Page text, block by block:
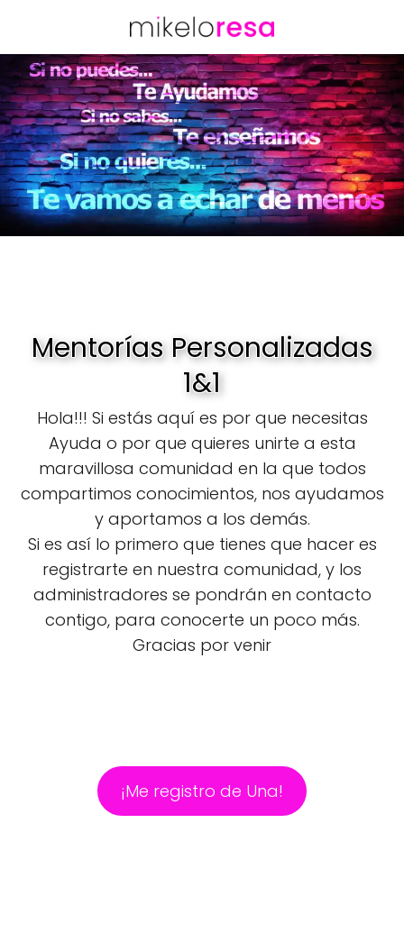
Mentorías Personalizadas
1&1
Hola!!! Si estás aquí es por que necesitas
Ayuda o por que quieres unirte a esta
maravillosa comunidad en la que todos
compartimos conocimientos, nos ayudamos
y aportamos a los demás.
Si es así lo primero que tienes que hacer es
registrarte en nuestra comunidad, y los
administradores se pondrán en contacto
contigo, para conocerte un poco más.
Gracias por venir
¡Me registro de Una!